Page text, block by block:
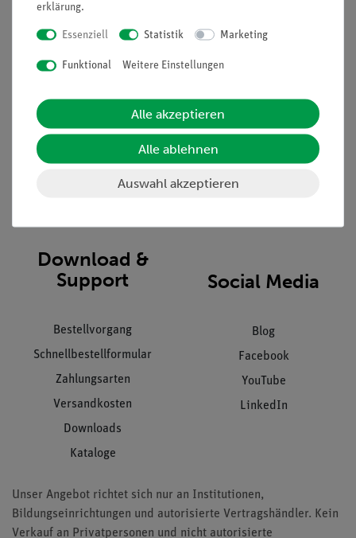
Projekte und Lösungen
Presse
Hinweisgeberschutz
Datenschutz
Impressum
Beratung & Showroom
Inventarisierungs- &
Inbetriebnahme & Schulungen
Kundendienst
Download &
Support
Bestellvorgang
Schnellbestellformular
Zahlungsarten
Versandkosten
Downloads
Kataloge
Social Media
Blog
Facebook
YouTube
LinkedIn
Unser Angebot richtet sich nur an Institutionen,
Bildungseinrichtungen und autorisierte Vertragshändler. Kein
Verkauf an Privatpersonen und nicht autorisierte
erklärung.
Essenziell Statistik Marketing
Funktional Weitere Einstellungen
Alle akzeptieren
Alle ablehnen
Auswahl akzeptieren